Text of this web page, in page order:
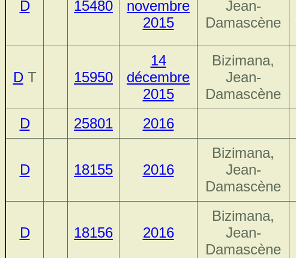
D 15480
novembre
2015
Jean-
Damascène
DT 15950
14
décembre
2015
Bizimana,
Jean-
Damascène
D 25801 2016
D 18155 2016
Bizimana,
Jean-
Damascène
D 18156 2016
Bizimana,
Jean-
Damascène